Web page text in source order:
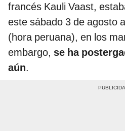
francés Kauli Vaast,
este sábado 3 de agosto
(hora peruana), en los
embargo, se ha
aún.